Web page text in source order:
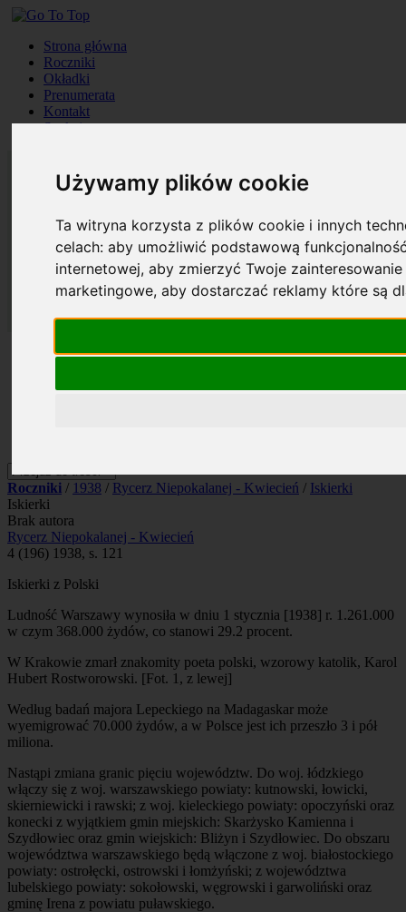
Używamy plików cookie
Ta witryna korzysta z plików cookie i innych
celach:aby umożliwić podstawową
internetowej,aby zmierzyć Twoje
marketingowe,aby dostarczać reklamy które są
Strona główna
Roczniki
Okładki
Prenumerata
Kontakt
Szukaj
Strona główna
Okładki
Roczniki / 1938 / Rycerz Niepokalanej - Kwiecień / Iskierki
Iskierki
Brak autora
Rycerz Niepokalanej - Kwiecień
4 (196) 1938, s. 121
Iskierki z Polski
Ludność Warszawy wynosiła w dniu 1 stycznia [1938] r. 1.261.000
w czym 368.000 żydów, co stanowi 29.2 procent.
W Krakowie zmarł znakomity poeta polski, wzorowy katolik, Karol
Hubert Rostworowski. [Fot. 1, z lewej]
Według badań majora Lepeckiego na Madagaskar może
wyemigrować 70.000 żydów, a w Polsce jest ich przeszło 3 i pół
miliona.
Nastąpi zmiana granic pięciu województw. Do woj. łódzkiego
włączy się z woj. warszawskiego powiaty: kutnowski, łowicki,
skierniewicki i rawski; z woj. kieleckiego powiaty: opoczyński oraz
konecki z wyjątkiem gmin miejskich: Skarżysko Kamienna i
Szydłowiec oraz gmin wiejskich: Bliżyn i Szydłowiec. Do obszaru
województwa warszawskiego będą włączone z woj. białostockiego
powiaty: ostrołęcki, ostrowski i łomżyński; z województwa
lubelskiego powiaty: sokołowski, węgrowski i garwoliński oraz
gminę Irena z powiatu puławskiego.